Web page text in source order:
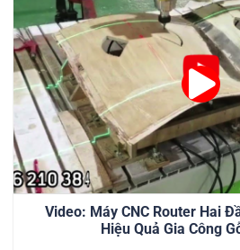
Video: Máy CNC Router Hai
Hiệu Quả Gia Công